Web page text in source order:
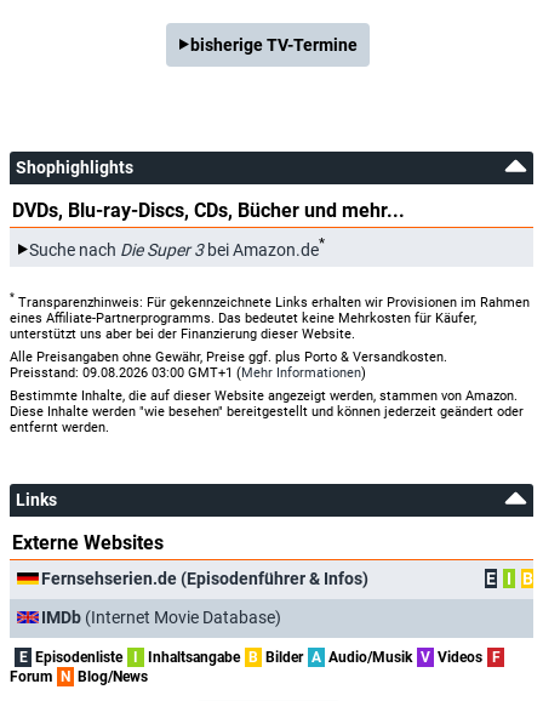
bisherige TV-Termine
Shophighlights
DVDs, Blu-ray-Discs, CDs, Bücher und mehr...
Suche nach Die Super 3bei Amazon.de*
* Transparenzhinweis: Für gekennzeichnete Links erhalten wir Provisionen im Rahmen
eines Affiliate-Partnerprogramms. Das bedeutet keine Mehrkosten für Käufer,
unterstützt uns aber bei der Finanzierung dieser Website.
Alle Preisangaben ohne Gewähr, Preise ggf. plus Porto & Versandkosten.
Preisstand: 09.08.2026 03:00 GMT+1 (Mehr Informationen)
Bestimmte Inhalte, die auf dieser Website angezeigt werden, stammen von Amazon.
Diese Inhalte werden "wie besehen" bereitgestellt und können jederzeit geändert oder
entfernt werden.
Links
Externe Websites
Fernsehserien.de (Episodenführer & Infos) E I
B
IMDb (Internet Movie Database)
E Episodenliste I Inhaltsangabe B Bilder A Audio/Musik V Videos F
Forum N Blog/News